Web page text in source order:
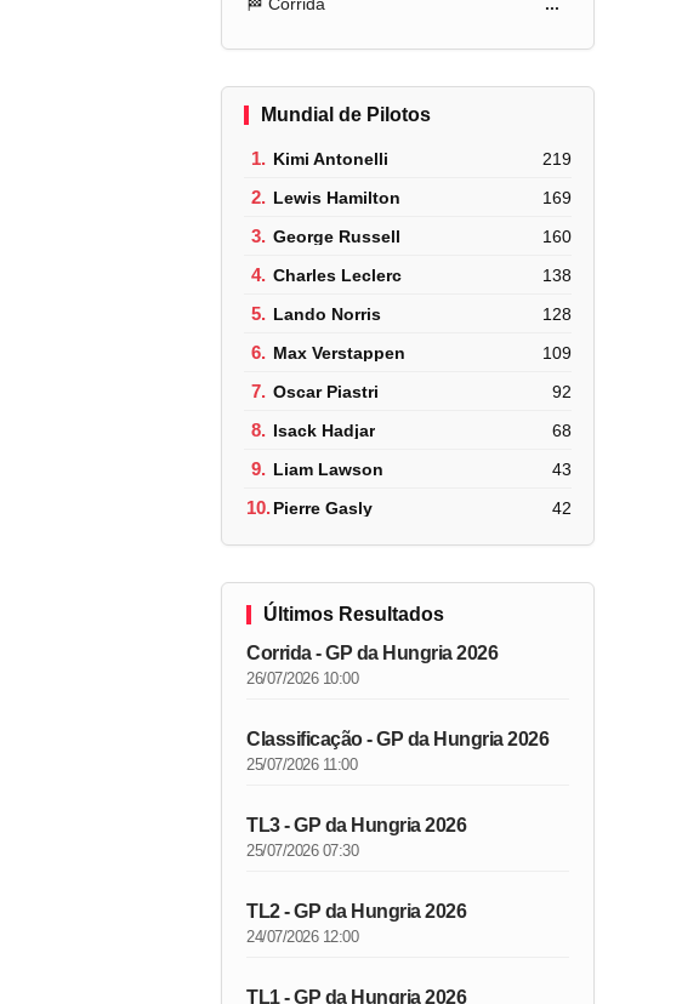
Mundial de Pilotos
1. Kimi Antonelli 219
2. Lewis Hamilton 169
3. George Russell 160
4. Charles Leclerc 138
5. Lando Norris 128
6. Max Verstappen 109
7. Oscar Piastri 92
8. Isack Hadjar 68
9. Liam Lawson 43
10.Pierre Gasly 42
Últimos Resultados
Corrida - GP da Hungria 2026
26/07/2026 10:00
Classificação - GP da Hungria 2026
25/07/2026 11:00
TL3 - GP da Hungria 2026
25/07/2026 07:30
TL2 - GP da Hungria 2026
24/07/2026 12:00
TL1 - GP da Hungria 2026